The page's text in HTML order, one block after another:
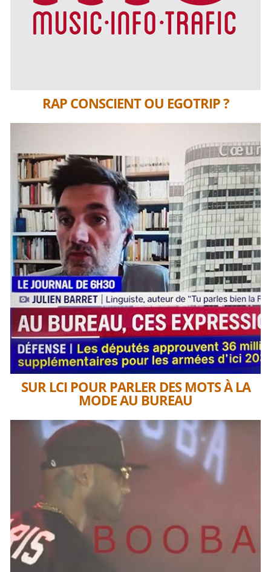
RAP CONSCIENT OU EGOTRIP ?
SUR LCI POUR PARLER DES MOTS À LA
MODE AU BUREAU